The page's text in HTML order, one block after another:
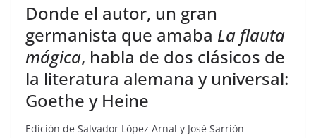
Donde el autor, un gran
germanista que amaba La flauta
mágica, habla de dos clásicos de
la literatura alemana y universal:
Goethe y Heine
Edición de Salvador López Arnal y José Sarrión